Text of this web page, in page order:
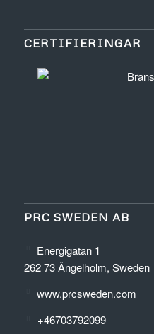
CERTIFIERINGAR
PRC SWEDEN AB
Energigatan 1
262 73 Ängelholm, Sweden
www.prcsweden.com
+46703792099